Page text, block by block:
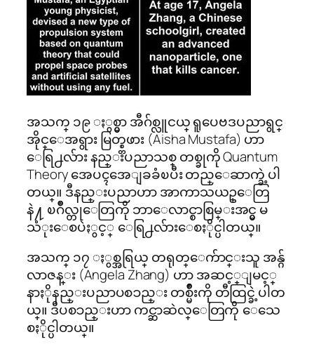
အသက္ ၁၉ ႏွစ္မွာ အီဂ်စ္လူငယ္ ရူပေဗဒပညာရွင္
အိုင္ေအရွား မြတ္စ္တဖား (Aisha Mustafa) ဟာ
ေရြ႕လ်ား နည္းပညာသစ္ တစ္ခုကို Quantum
Theory အေပၚအေျခခံၿပီး တည္ေဆာက္ခဲ့ပါ
တယ္။ ဒီနည္းပညာဟာ အာကာသယဥ္ေတြ
နဲ႔ ၿဂိဳလ္တုေတြကို ဘာေလာင္စာစြမ္းအင္မွ မ
သံုးေစပဲႏွင့္ ေရြ႕လ်ားေစႏိုင္ပါတယ္။
အသက္ ၁၇ ႏွစ္အရြယ္ တရုတ္ေက်ာင္းသူ အန္ဂ်
လာဇန္း (Angela Zhang) ဟာ အဆင့္ျမင့္
နာႏိုနည္းပညာပစၥည္း တစ္မ်ဳိးကို တီထြင္ခဲ့ပါတ
ယ္။ ဒီပစၥည္းဟာ ကင္ဆာဆဲလ္ေတြကို ေသေ
စႏိုင္ပါတယ္။